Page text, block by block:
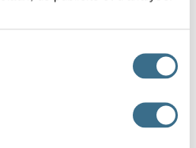
leur ancienne voiture l’an